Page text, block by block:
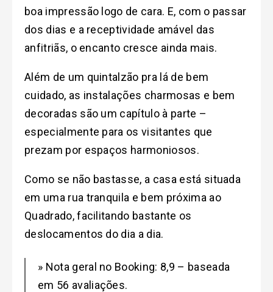
boa impressão logo de cara. E, com o passar
dos dias e a receptividade amável das
anfitriãs, o encanto cresce ainda mais.
Além de um quintalzão pra lá de bem
cuidado, as instalações charmosas e bem
decoradas são um capítulo à parte –
especialmente para os visitantes que
prezam por espaços harmoniosos.
Como se não bastasse, a casa está situada
em uma rua tranquila e bem próxima ao
Quadrado, facilitando bastante os
deslocamentos do dia a dia.
» Nota geral no Booking: 8,9 – baseada
em 56 avaliações.